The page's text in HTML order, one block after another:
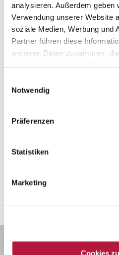
analysieren. Außerdem geben
Verwendung unserer Website
soziale Medien, Werbung und
Partner führen diese
weiteren Daten zusammen,
Cookies, wenn Sie unsere
Notwendig
Präferenzen
Statistiken
Marketing
Cookies
Praxis
Team
Unkategorisiert
KRAMPFADERN
SCHLAGANFALL